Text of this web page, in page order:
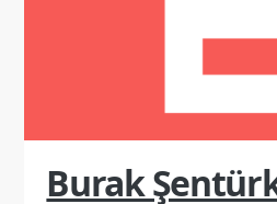
Burak